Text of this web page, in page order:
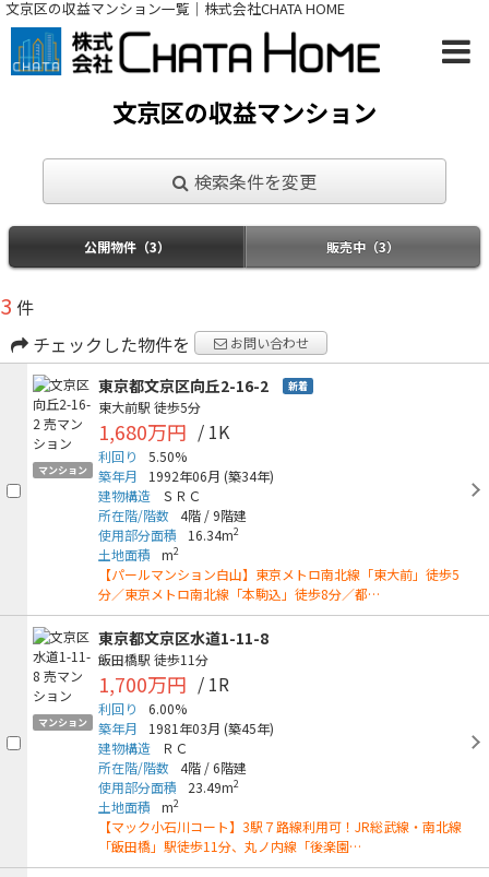
文京区の収益マンション一覧｜株式会社CHATA HOME
文京区の収益マンション
検索条件を変更
公開物件（3） 販売中（3）
3 件
チェックした物件を
お問い合わせ
マンション
東京都文京区向丘2-16-2 新着
東大前駅 徒歩5分
1,680万円 / 1K
利回り
5.50%
築年月
1992年06月 (築34年)
建物構造
ＳＲＣ
所在階/階数 4階 /9階建
使用部分面積
16.34m2
土地面積 m2
【パールマンション白山】東京メトロ南北線「東大前」徒歩5
分／東京メトロ南北線「本駒込」徒歩8分／都…
マンション
東京都文京区水道1-11-8
飯田橋駅 徒歩11分
1,700万円 / 1R
利回り
6.00%
築年月
1981年03月 (築45年)
建物構造
ＲＣ
所在階/階数 4階 /6階建
使用部分面積
23.49m2
土地面積 m2
【マック小石川コート】3駅７路線利用可！JR総武線・南北線
「飯田橋」駅徒歩11分、丸ノ内線「後楽園…